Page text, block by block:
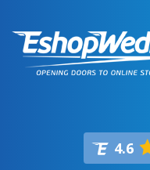
4.6